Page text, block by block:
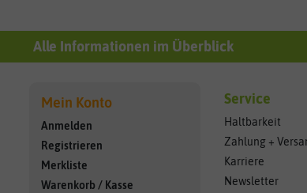
Alle Informationen im Überblick
Mein Konto
Anmelden
Registrieren
Merkliste
Warenkorb / Kasse
Service
Haltbarkeit
Zahlung +
Karriere
Newsletter